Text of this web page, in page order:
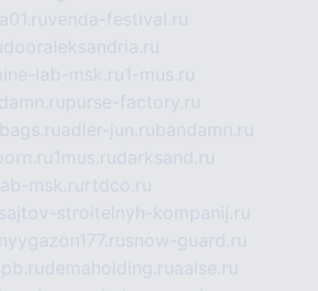
venda-festival.ru
dooraleksandria.ru
lab-msk.ru1-mus.ru
purse-factory.ru
adler-jun.rubandamn.ru
1mus.rudarksand.ru
msk.ru rtdco.ru
stroitelnyh-kompanij.ru
snow-guard.ru
demaholding.ruaalse.ru